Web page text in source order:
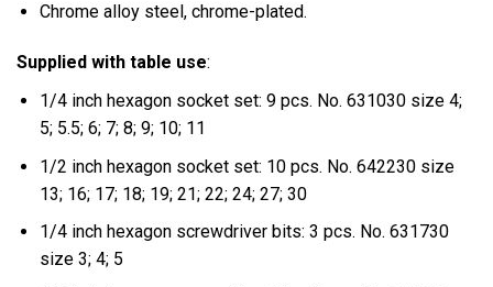
Chrome alloy steel, chrome-plated.
Supplied with table use:
1/4 inch hexagon socket set: 9 pcs. No. 631030 size 4;
5; 5.5; 6; 7; 8; 9; 10; 11
1/2 inch hexagon socket set: 10 pcs. No. 642230 size
13; 16; 17; 18; 19; 21; 22; 24; 27; 30
1/4 inch hexagon screwdriver bits: 3 pcs. No. 631730
size 3; 4; 5